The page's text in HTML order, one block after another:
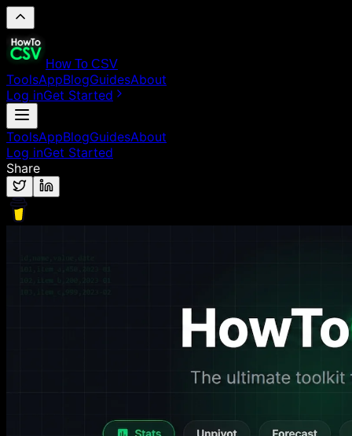
How To CSV
ToolsAppBlogGuidesAbout
Log inGet Started
ToolsAppBlogGuidesAbout
Log inGet Started
Share